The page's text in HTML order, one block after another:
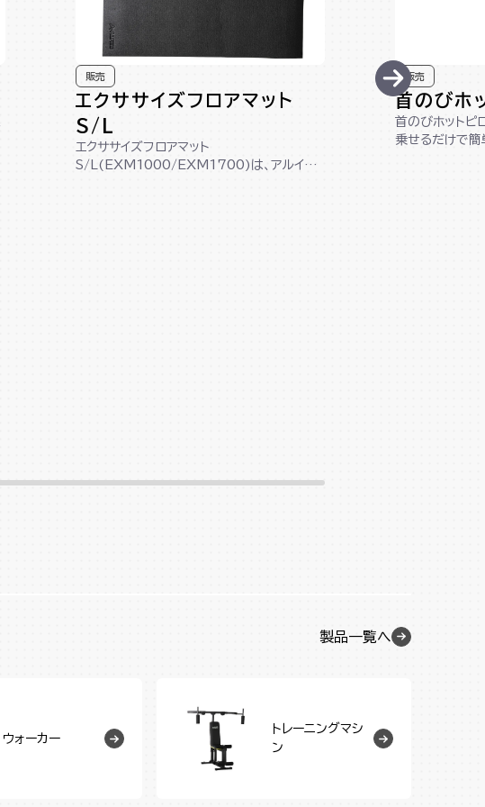
販売
エクササイズフロアマット
S/L
エクササイズフロアマット
S/L(EXM1000/EXM1700)は、アルイン
販売
首のびホ
首のびホット
乗せるだけで簡
製品一覧へ
ウォーカー
トレーニングマシ
ン